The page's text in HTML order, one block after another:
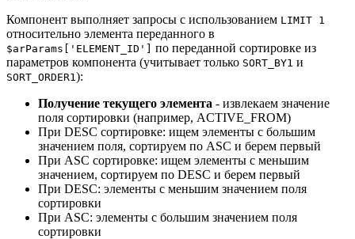
Компонент выполняет запросы с использованием LIMIT 1
относительно элемента переданного в
$arParams['ELEMENT_ID'] по переданной сортировке из
параметров компонента (учитывает только SORT_BY1 и
SORT_ORDER1 ):
Получение текущего элемента - извлекаем значение
поля сортировки (например, ACTIVE_FROM)
При DESC сортировке: ищем элементы с большим
значением поля, сортируем по ASC и берем первый
При ASC сортировке: ищем элементы с меньшим
значением, сортируем по DESC и берем первый
При DESC: элементы с меньшим значением поля
сортировки
При ASC: элементы с большим значением поля
сортировки